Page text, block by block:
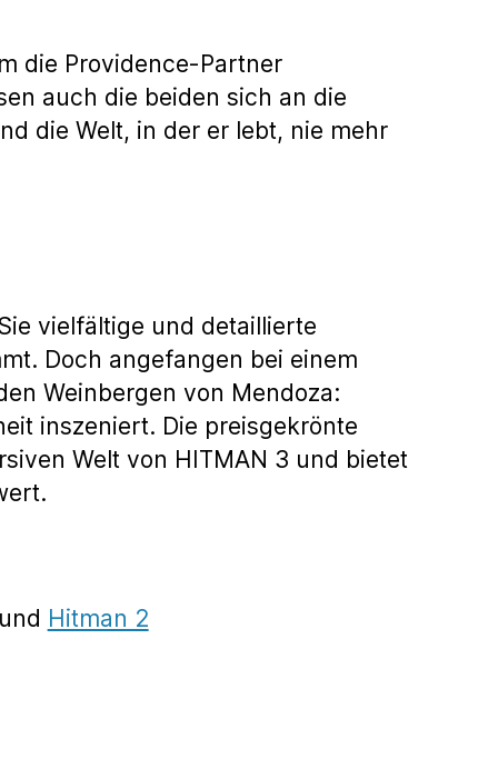
die Providence-Partner
auch die beiden sich an die
die Welt, in der er lebt, nie mehr
vielfältige und detaillierte
Doch angefangen bei einem
Weinbergen von Mendoza:
inszeniert. Die preisgekrönte
Welt von HITMAN 3 und bietet
und Hitman 2